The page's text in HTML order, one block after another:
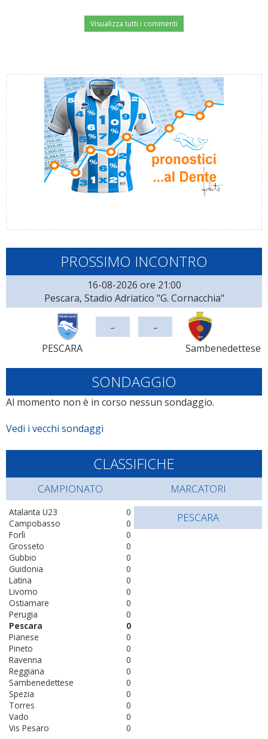
Visualizza tutti i commenti
PROSSIMO INCONTRO
16-08-2026 ore 21:00
Pescara, Stadio Adriatico "G. Cornacchia"
PESCARA
- -
Sambenedettese
SONDAGGIO
Al momento non è in corso nessun sondaggio.
Vedi i vecchi sondaggi
CLASSIFICHE
CAMPIONATO
0
Atalanta U23
0
Campobasso
0
Forlì
0
Grosseto
0
Gubbio
0
Guidonia
0
Latina
0
Livorno
0
Ostiamare
0
Perugia
0
Pescara
0
Pianese
0
Pineto
0
Ravenna
0
Reggiana
0
Sambenedettese
0
Spezia
0
Torres
0
Vado
0
Vis Pesaro
MARCATORI
PESCARA